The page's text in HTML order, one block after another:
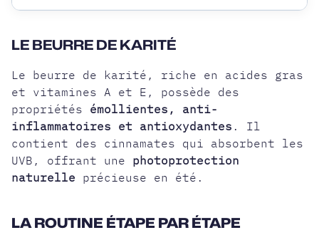
LE BEURRE DE KARITÉ
Le beurre de karité, riche en acides gras
et vitamines A et E, possède des
propriétés émollientes, anti-
inflammatoires et antioxydantes . Il
contient des cinnamates qui absorbent les
UVB, offrant une photoprotection
naturelle précieuse en été.
LA ROUTINE ÉTAPE PAR ÉTAPE